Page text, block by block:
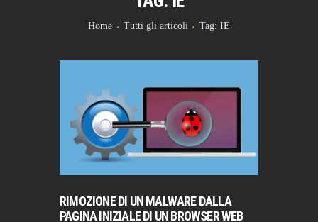
Home Tutti gli articoli Tag: IE
DOMANDE & RICHIESTE
CHAT
FORUM
INFO
RIMOZIONE DI UN MALWARE DALLA
PAGINA INIZIALE DI UN BROWSER WEB